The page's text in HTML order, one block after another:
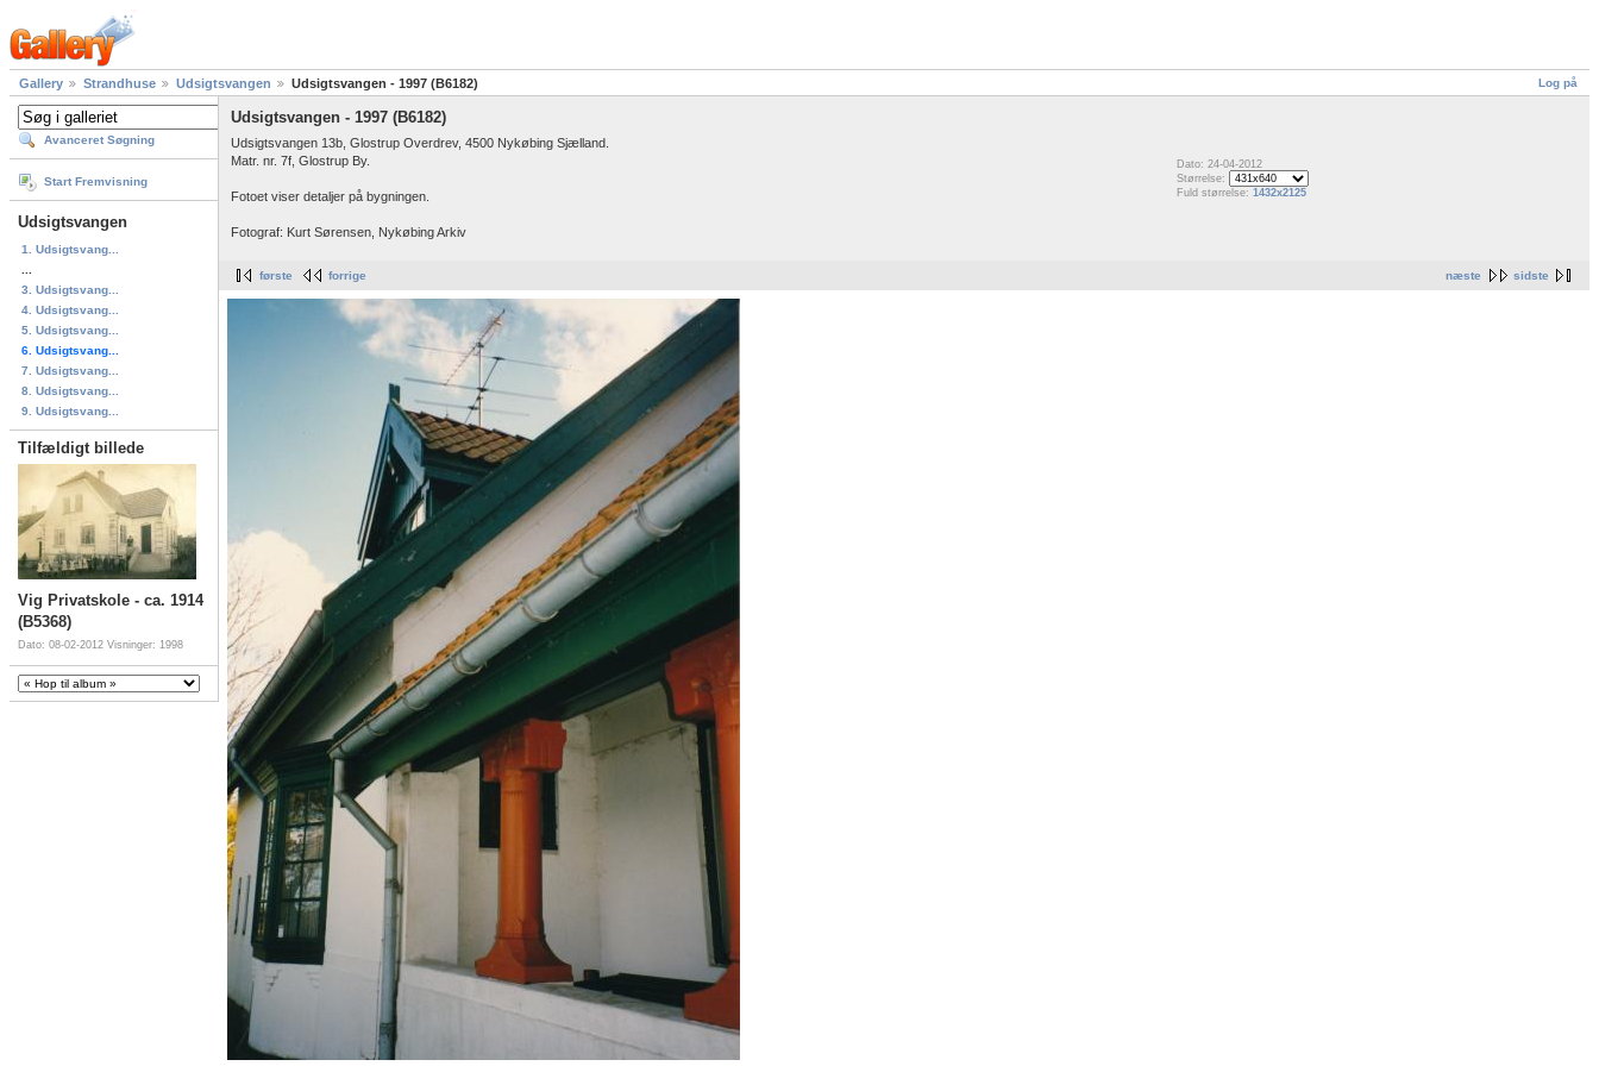
Log på
Gallery Strandhuse Udsigtsvangen Udsigtsvangen - 1997 (B6182)
Avanceret Søgning
Start Fremvisning
Udsigtsvangen
1. Udsigtsvang...
3. Udsigtsvang...
4. Udsigtsvang...
5. Udsigtsvang...
6. Udsigtsvang...
7. Udsigtsvang...
8. Udsigtsvang...
9. Udsigtsvang...
Tilfældigt billede
Vig Privatskole - ca. 1914
(B5368)
Dato: 08-02-2012 Visninger: 1998
Udsigtsvangen - 1997 (B6182)
Udsigtsvangen 13b, Glostrup Overdrev, 4500 Nykøbing Sjælland.
Matr. nr. 7f, Glostrup By.
Fotoet viser detaljer på bygningen.
Fotograf: Kurt Sørensen, Nykøbing Arkiv
Dato: 24-04-2012
Størrelse:
Fuld størrelse: 1432x2125
næste sidste
første forrige